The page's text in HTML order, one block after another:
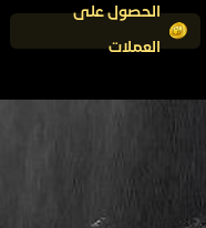
الحصول على
العملات